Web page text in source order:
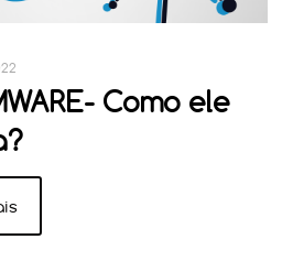
Como ele